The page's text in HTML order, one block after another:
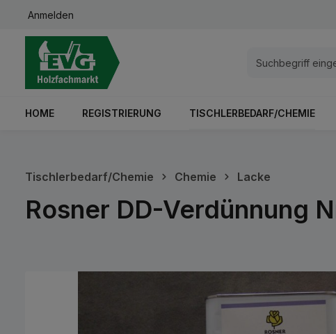
Zur Hauptnavigation springen
Anmelden
HOME REGISTRIERUNG TISCHLERBEDARF/CHEMIE
Tischlerbedarf/Chemie Chemie Lacke
Rosner DD-Verdünnung